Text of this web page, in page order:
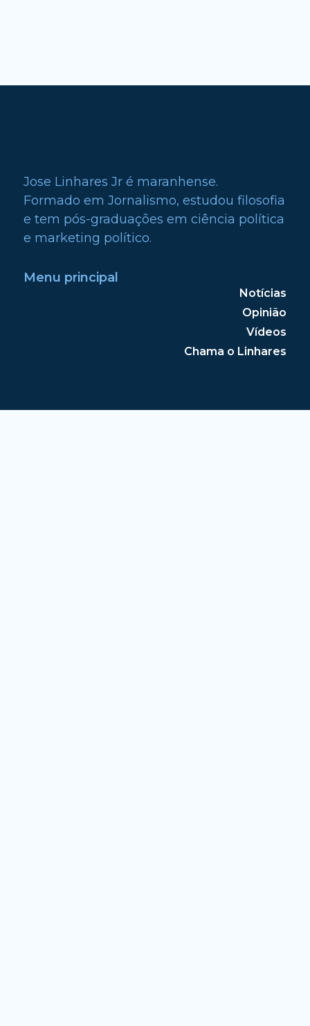
Jose Linhares Jr é maranhense.
Formado em Jornalismo, estudou filosofia
e tem pós-graduações em ciência política
e marketing político.
Menu principal
Notícias
Opinião
Vídeos
Chama o Linhares